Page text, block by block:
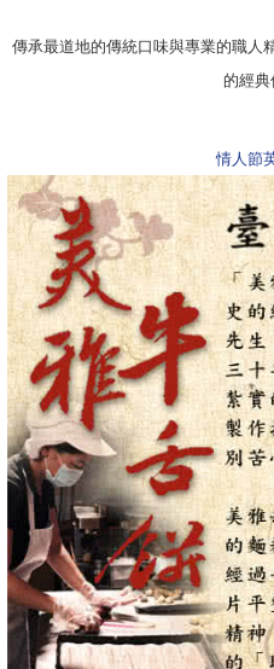
傳承最道地的傳統口味與專業的職人
的經典
情人節